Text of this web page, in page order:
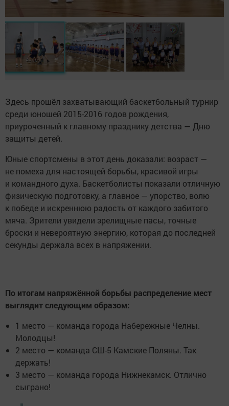
Здесь прошёл захватывающий баскетбольный турнир
среди юношей 2015-2016 годов рождения,
приуроченный к главному празднику детства — Дню
защиты детей.
Юные спортсмены в этот день доказали: возраст —
не помеха для настоящей борьбы, красивой игры
и командного духа. Баскетболисты показали отличную
физическую подготовку, а главное — упорство, волю
к победе и искреннюю радость от каждого забитого
мяча. Зрители увидели зрелищные пасы, точные
броски и невероятную энергию, которая до последней
секунды держала всех в напряжении.
По итогам напряжённой борьбы распределение мест
выглядит следующим образом:
1 место — команда города Набережные Челны.
Молодцы!
2 место — команда СШ-5 Камские Поляны. Так
держать!
3 место — команда города Нижнекамск. Отлично
сыграно!